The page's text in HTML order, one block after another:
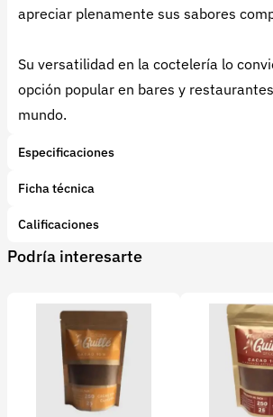
apreciar plenamente sus sabores
Su versatilidad en la coctelería lo
opción popular en bares y
mundo.
Especificaciones
Marca: Cacao Artesanal Colombiano
Tipo de producto:
Subcategoría:Chocolate de Mesa
Presentación:Liquido
concetración de alcohol:
Ficha técnica
etiqueta licor de cacao.png
Calificaciones
1 Star
2 Star
3 Star4 Star
0 calificaciones
5 Estrellas
Podría interesarte